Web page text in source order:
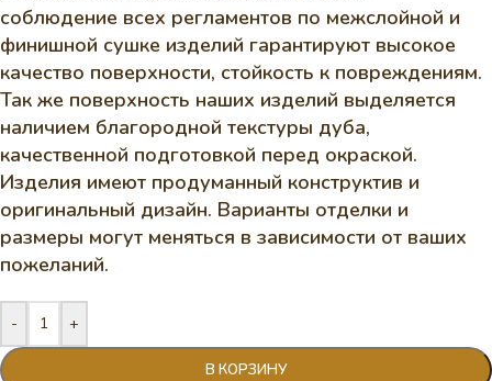
соблюдение всех регламентов по межслойной и
финишной сушке изделий гарантируют высокое
качество поверхности, стойкость к повреждениям.
Так же поверхность наших изделий выделяется
наличием благородной текстуры дуба,
качественной подготовкой перед окраской.
Изделия имеют продуманный конструктив и
оригинальный дизайн. Варианты отделки и
размеры могут меняться в зависимости от ваших
пожеланий.
- +
В КОРЗИНУ